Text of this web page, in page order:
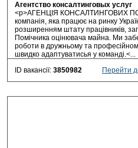
Агентство консалтинговых услуг
<p>АГЕНЦІЯ КОНСАЛТИНГОВИХ
компанія, яка працює на ринку
розширенням штату працівників,
Помічника оцінювача майна. Ми
роботи в дружньому та
швидко адаптуватисья у команді.<...
ID вакансії: 3850982 Перейти